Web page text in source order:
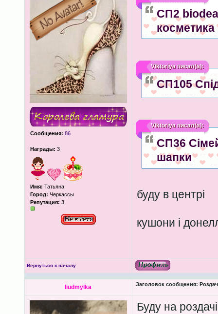
Сообщения: 86
Награды: 3
Имя: Татьяна
Город: Черкассы
Репутация: 3
СП2
косметика
Viktoriyaписал(а):
СП105
Viktoriyaписал(а):
СП36
шапки
буду в центрі
кушони і
Вернуться к началу
liudmylka Заголовок сообщения:
Буду на